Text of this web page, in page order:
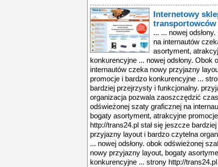
Internetowy
transportowców
... ... nowej
na internautów
asortyment,
konkurencyjne ... nowej odsłony.
internautów czeka nowy przyjazny
promocje i bardzo konkurencyjne ...
bardziej przejrzysty i funkcjonalny.
organizacja pozwala zaoszczędzić
odświeżonej szaty graficznej na
bogaty asortyment, atrakcyjne
http://trans24.pl stał się jeszcze
przyjazny layout i bardzo czytelna
... nowej odsłony. obok odświeżonej
nowy przyjazny layout, bogaty
konkurencyjne ... strony http://